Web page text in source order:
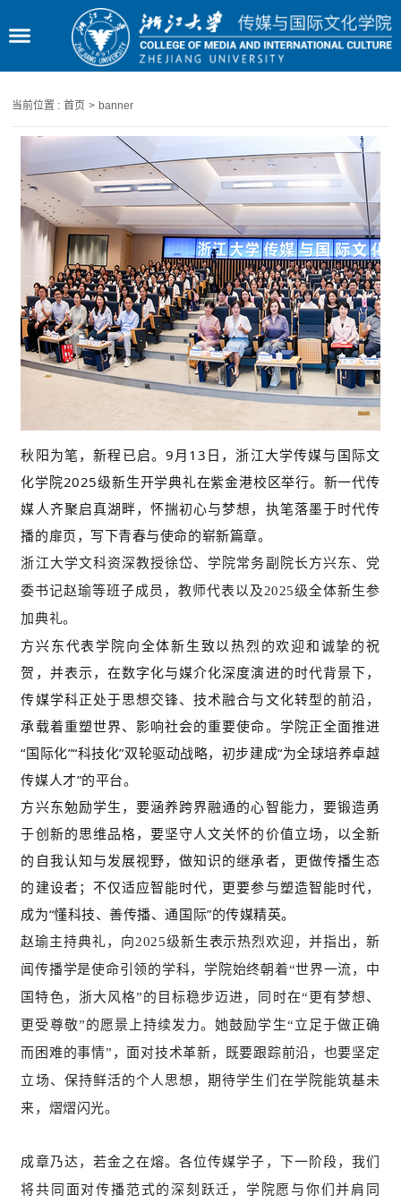
当前位置 : 首页 > banner
秋阳为笔，新程已启。9月13日，浙江大学传媒与国际文
化学院2025级新生开学典礼在紫金港校区举行。新一代传
媒人齐聚启真湖畔，怀揣初心与梦想，执笔落墨于时代传
播的扉页，写下青春与使命的崭新篇章。
浙江大学文科资深教授徐岱、学院常务副院长方兴东、党
委书记赵瑜等班子成员，教师代表以及2025级全体新生参
加典礼。
方兴东代表学院向全体新生致以热烈的欢迎和诚挚的祝
贺，并表示，在数字化与媒介化深度演进的时代背景下，
传媒学科正处于思想交锋、技术融合与文化转型的前沿，
承载着重塑世界、影响社会的重要使命。学院正全面推进
“国际化”“科技化”双轮驱动战略，初步建成“为全球培养卓越
传媒人才”的平台。
方兴东勉励学生，要涵养跨界融通的心智能力，要锻造勇
于创新的思维品格，要坚守人文关怀的价值立场，以全新
的自我认知与发展视野，做知识的继承者，更做传播生态
的建设者；不仅适应智能时代，更要参与塑造智能时代，
成为“懂科技、善传播、通国际”的传媒精英。
赵瑜主持典礼，向2025级新生表示热烈欢迎，并指出， 新
闻传播学是使命引领的学科，学院始终朝着“世界一流，中
国特色，浙大风格”的目标稳步迈进，同时在“更有梦想、
更受尊敬”的愿景上持续发力。她鼓励学生“立足于做正确
而困难的事情”，面对技术革新，
既要跟踪前沿，也要坚定
立场、保持鲜活的个人思想，期待学生们在学院能筑基未
来，熠熠闪光。
成章乃达，若金之在熔。各位传媒学子，下一阶段，我们
将共同面对传播范式的深刻跃迁，学院愿与你们并肩同